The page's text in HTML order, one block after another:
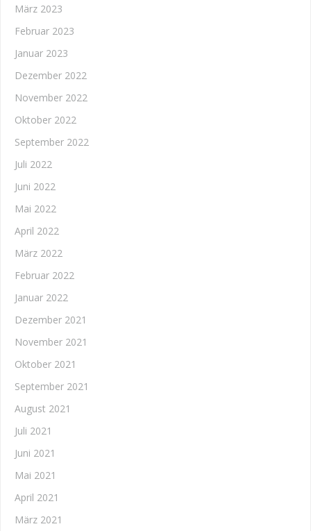
März 2023
Februar 2023
Januar 2023
Dezember 2022
November 2022
Oktober 2022
September 2022
Juli 2022
Juni 2022
Mai 2022
April 2022
März 2022
Februar 2022
Januar 2022
Dezember 2021
November 2021
Oktober 2021
September 2021
August 2021
Juli 2021
Juni 2021
Mai 2021
April 2021
März 2021